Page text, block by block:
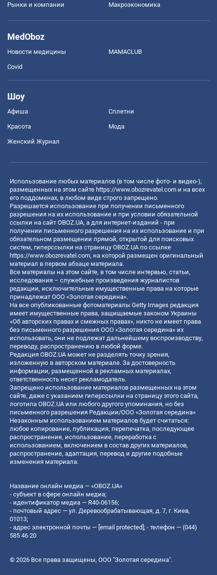
Рынки и компании Mакроэкономика
MedOboz
Новости медицины MAMACLUB
Covid
Шоу
Афиша Сплетни
Красота Мода
Женский Журнал
Использование любых материалов (в том числе фото- и видео-),
размещенных на этом сайте https://www.obozrevatel.com и на всех
его поддоменах, в любом виде строго запрещено.
Разрешается использование при получении письменного
разрешения на их использование и при условии обязательной
ссылки на сайт OBOZ.UA, а для интернет-изданий - при
получении письменного разрешения на их использование и при
обязательном размещении прямой, открытой для поисковых
систем, гиперссылки на страницу OBOZ.UA по ссылке
https://www.obozrevatel.com, на которой размещен оригинальный
материал в первом абзаце материала.
Все материалы на этом сайте, в том числе интервью, статьи,
исследования – служебные произведения журналистов
редакции, исключительные имущественные права на которые
принадлежат ООО «Золотая середина».
На все опубликованные фотоматериалы Getty Images редакция
имеет имущественные права, защищаемые законом Украины
«Об авторских правах и смежных правах», никто не имеет права
без письменного разрешения ООО «Золотая середина» их
использовать, они не подлежат дальнейшему воспроизводству,
переводу, распространению в любой форме.
Редакция OBOZ.UA может не разделять точку зрения,
изложенную в авторском материале. За достоверность
информации, размещенной в рекламных материалах,
ответственность несет рекламодатель.
Запрещено использование материалов размещенных на этом
сайте, даже с указанием гиперссылки на страницу этого сайта,
логотипа OBOZ.UA или любого другого упоминания, но без
письменного разрешения Редакции/ООО «Золотая середина»
Незаконным использованием материалов будет считаться:
любое копирование, публикация, перепечатка, последующее
распространение, использование, переработка с
использованием, включением в состав других материалов,
распространение, адаптация, перевод и другие подобные
изменения материала.
Название онлайн медиа — «OBOZ.UA»
- субъект в сфере онлайн медиа;
- идентификатор медиа — R40-06156;
- почтовый адрес — ул. Деревообрабатывающая, д. 7, г. Киев,
01013;
- адрес электронной почты — [email protected]; - телефон — (044)
585 46 20
© 2026 Все права защищены, ООО "Золотая середина".